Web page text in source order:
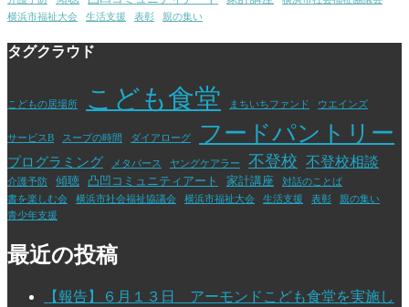
横浜市福祉大会
生活支援 表彰 親の集い
タグクラウド
こどもの居場所 こども食堂 まちいちファンド ウエインズ
サービスB スープの時間 ダイアローグ フードパントリー
プログラミング メタバース ヤングケアラー 不登校 不登校相談
介護予防 傾聴 凸凹コミュニティアート 家計講座
対話のことば
書を楽しむ会
横浜市社会福祉協議会 横浜市福祉大会 生活支援 表彰
親の集い
青少年支援
最近の投稿
【報告】６月１３日 アーモンドこども食堂を実施し